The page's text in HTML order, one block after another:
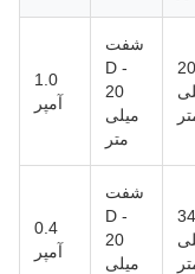
20
شفت
D -
20
میلی
متر
1.0
آمپر
34
شفت
D -
20
میلی
0.4
آمپر